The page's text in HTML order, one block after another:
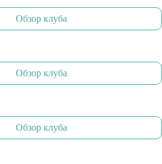
Обзор клуба
Обзор клуба
Обзор клуба